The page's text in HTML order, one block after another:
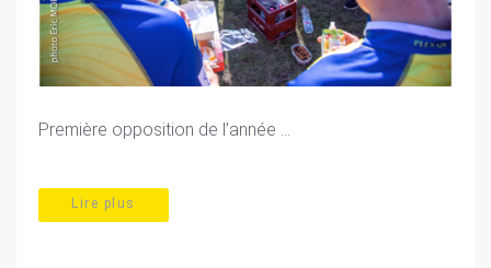
Première opposition de l’année ...
Lire plus